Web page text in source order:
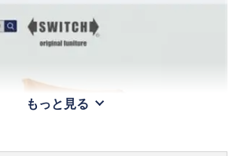
もっと見る